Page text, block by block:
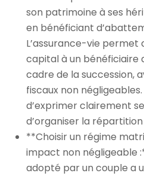
son patrimoine à ses
en bénéficiant
L’assurance-vie
capital à un bénéficiaire
cadre de la succession,
fiscaux non
d’exprimer clairement
d’organiser la
**Choisir un régime
impact non négligeable
adopté par un couple a